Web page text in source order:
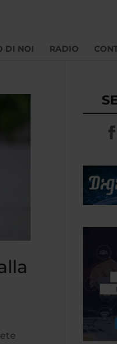
DI NOI RADIO